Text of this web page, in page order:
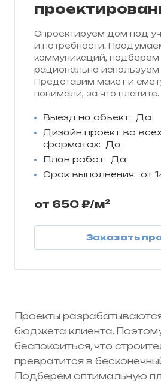
Спроектируем дом под
и потребности.
коммуникаций,
рационально
Представим макет и
понимали, за что платите.
Выезд на объект:
Да
Дизайн проект во
форматах:
Да
План работ:
Да
Срок выполнения: от
от 650 ₽/м²
Заказать
Проекты
бюджета клиента.
беспокоиться, что
превратится в
Подберем оптимальную